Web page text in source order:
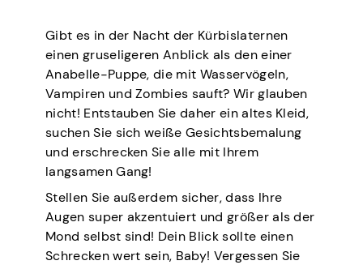
Gibt es in der Nacht der Kürbislaternen
einen gruseligeren Anblick als den einer
Anabelle-Puppe, die mit Wasservögeln,
Vampiren und Zombies sauft? Wir glauben
nicht! Entstauben Sie daher ein altes Kleid,
suchen Sie sich weiße Gesichtsbemalung
und erschrecken Sie alle mit Ihrem
langsamen Gang!
Stellen Sie außerdem sicher, dass Ihre
Augen super akzentuiert und größer als der
Mond selbst sind! Dein Blick sollte einen
Schrecken wert sein, Baby! Vergessen Sie